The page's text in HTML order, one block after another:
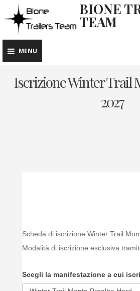
BIONE
TEAM
MENU
Iscrizione Winter Trail
2027
Monte
Prealba
Scheda di iscrizione Winter Trail
Modalità di iscrizione esclusiva
Scegli la manifestazione a cui
S